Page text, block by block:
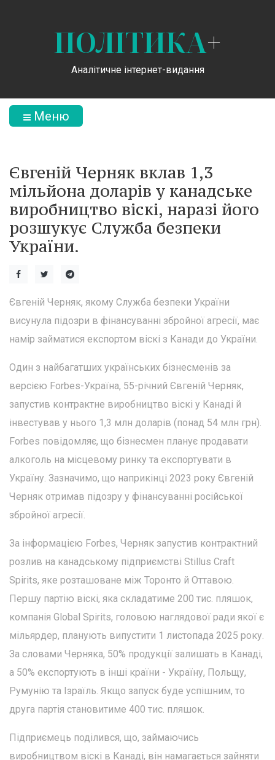
ПОЛІТИКА+
Аналітичне інтернет-видання
Меню
Євгеній Черняк вклав 1,3
мільйона доларів у канадське
виробництво віскі, наразі його
розшукує Служба безпеки
України.
Євгеній Черняк, якому Служба безпеки України
висунула підозри в фінансуванні збройної агресії, має
намір займатися експортом віскі з Канади до України.
Один з найбагатших українських бізнесменів за
версією Forbes-Україна, 55-річний Євгеній Черняк,
запустив контрактне виробництво віскі у Канаді й
інвестував у нього 1,3 млн доларів (понад 54 млн грн).
Forbes повідомляє, що бізнесмен планує продавати
алкоголь на місцевому ринку та експортувати в
Україну. Зазначимо, що наприкінці 2023 року Євгеній
Черняк отримав підозру у фінансуванні російської
збройної агресії.
За інформацією Forbes, Черняк запустив контрактний
розлив на канадському підприємстві Stillus Craft
Spirits, яке розташоване між Торонто й Оттавою.
Першу партію віскі, яка складатиме 200 тис. пляшок,
компанія Global Spirits, головою наглядової ради якої є
мільярдер, планують випустити 1 листопада 2025 року.
За словами Черняка, 50% продукції залишать в Канаді,
а 50% експортують в інші країни - Україну, Польщу,
Румунію та Ізраїль. Якщо запуск буде успішним, то
друга партія становитиме 400 тис. пляшок.
Підприємець поділився, що, займаючись
виробництвом віскі в Канаді, він намагається зайняти